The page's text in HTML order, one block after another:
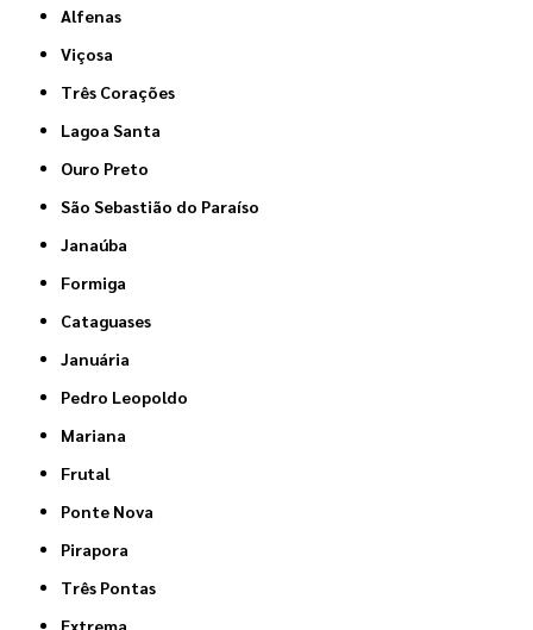
Alfenas
Viçosa
Três Corações
Lagoa Santa
Ouro Preto
São Sebastião do Paraíso
Janaúba
Formiga
Cataguases
Januária
Pedro Leopoldo
Mariana
Frutal
Ponte Nova
Pirapora
Três Pontas
Extrema